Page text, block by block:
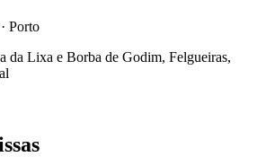
Porto
da Lixa e Borba de Godim, Felgueiras,